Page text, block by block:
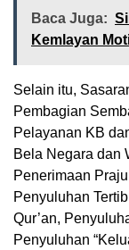
Baca Juga:
Kemlayan
Selain itu,
Pembagian
Pelayanan KB
Bela Negara dan
Penerimaan
Penyuluhan
Qur’an,
Penyuluhan